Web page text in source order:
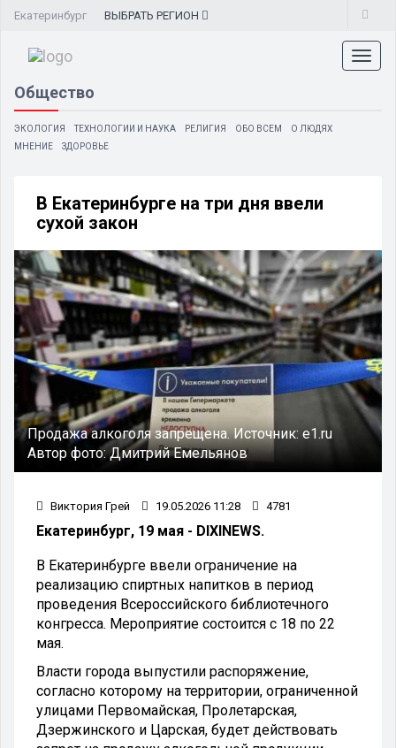
Екатеринбург ВЫБРАТЬ РЕГИОН
Общество
ЭКОЛОГИЯ ТЕХНОЛОГИИ И НАУКА РЕЛИГИЯ ОБО ВСЕМ
О ЛЮДЯХ
МНЕНИЕ
ЗДОРОВЬЕ
В Екатеринбурге на три дня ввели
сухой закон
Продажа алкоголя запрещена.Источник: e1.ru
Автор фото:Дмитрий Емельянов
Виктория Грей 19.05.2026 11:28 4781
Екатеринбург, 19 мая - DIXINEWS.
В Екатеринбурге ввели ограничение на
реализацию спиртных напитков в период
проведения Всероссийского библиотечного
конгресса. Мероприятие состоится с 18 по 22
мая.
Власти города выпустили распоряжение,
согласно которому на территории, ограниченной
улицами Первомайская, Пролетарская,
Дзержинского и Царская, будет действовать